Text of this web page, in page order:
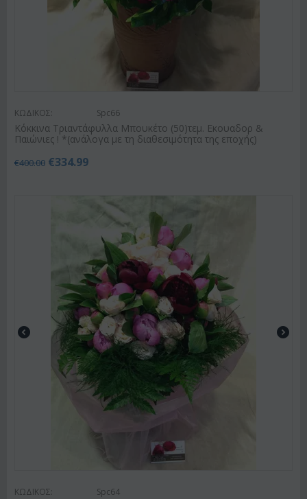
ΚΩΔΙΚΟΣ: Spc66
Κόκκινα Τριαντάφυλλα Μπουκέτο (50)τεμ. Εκουαδορ &
Παιώνιες ! *(ανάλογα με τη διαθεσιμότητα της εποχής)
€400.00 €334.99
ΚΩΔΙΚΟΣ: Spc64